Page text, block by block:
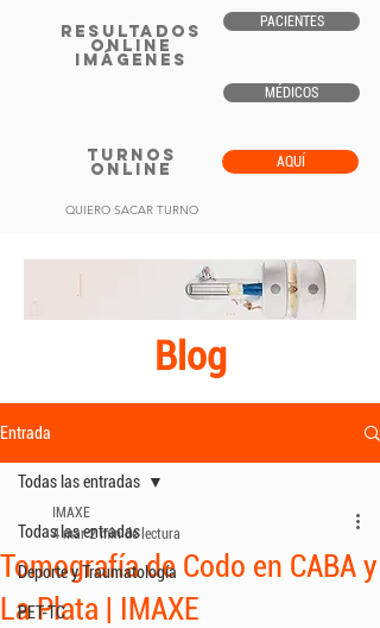
RESULTADOS
ONLINE
IMÁGENES
PACIENTES
MÉDICOS
TURNOS
ONLINE AQUÍ
QUIERO SACAR TURNO
Blog
Entrada
Todas las entradas
Deporte y Traumatología
PET-TC
Todas las entradas
Tomografía de Codo en CABA y
La Plata | IMAXE
IMAXE
4 mar 2 min de lectura